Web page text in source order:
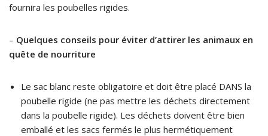
fournira les poubelles rigides.
– Quelques conseils pour éviter d’attirer les animaux en
quête de nourriture
Le sac blanc reste obligatoire et doit être placé DANS la
poubelle rigide (ne pas mettre les déchets directement
dans la poubelle rigide). Les déchets doivent être bien
emballé et les sacs fermés le plus hermétiquement